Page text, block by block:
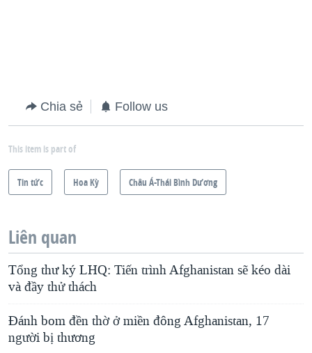
Chia sẻ Follow us
This item is part of
Tin tức Hoa Kỳ Châu Á-Thái Bình Dương
Liên quan
Tổng thư ký LHQ: Tiến trình Afghanistan sẽ kéo dài
và đầy thử thách
Ðánh bom đền thờ ở miền đông Afghanistan, 17
người bị thương